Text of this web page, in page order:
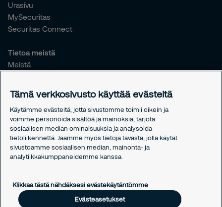
Urasivu
MySecuritas
Securitas Connect
Tietoa meistä
Meistä
Työntekijöille
Oikeudelliset asiat
Tietosuojakäytäntömme
Evästekäytäntömme
Evästeasetukset
Tämä verkkosivusto käyttää evästeitä
Käytämme evästeitä, jotta sivustomme toimii oikein ja
voimme personoida sisältöä ja mainoksia, tarjota
sosiaalisen median ominaisuuksia ja analysoida
tietoliikennettä. Jaamme myös tietoja tavasta, jolla käytät
sivustoamme sosiaalisen median, mainonta- ja
analytiikkakumppaneidemme kanssa.
Klikkaa tästä nähdäksesi evästekäytäntömme
Evästeasetukset